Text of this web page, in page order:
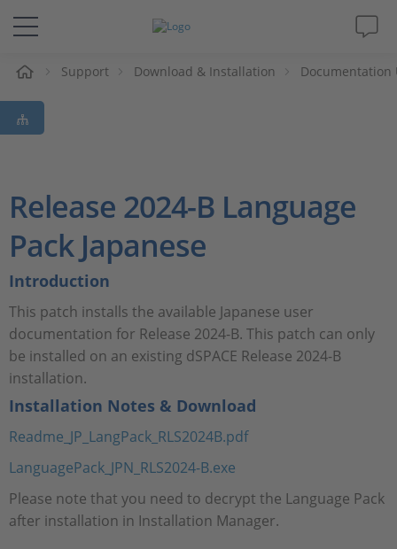
Solutions & Produits
Support
Société
Carrières
Support Download & Installation Documentation
Release 2024-B Language
Pack Japanese
Introduction
This patch installs the available Japanese user
documentation for Release 2024-B. This patch can only
be installed on an existing dSPACE Release 2024-B
installation.
Installation Notes & Download
Readme_JP_LangPack_RLS2024B.pdf
LanguagePack_JPN_RLS2024-B.exe
Please note that you need to decrypt the Language Pack
after installation in Installation Manager.